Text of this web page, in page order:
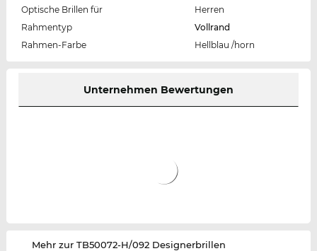
Optische Brillen für
Herren
Rahmentyp
Vollrand
Rahmen-Farbe
Hellblau /horn
Unternehmen Bewertungen
‌Mehr zur TB50072-H/092 Designerbrillen